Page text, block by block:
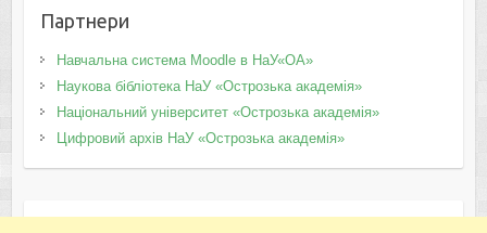
Партнери
Навчальна система Moodle в НаУ«ОА»
Наукова бібліотека НаУ «Острозька академія»
Національний університет «Острозька академія»
Цифровий архів НаУ «Острозька академія»